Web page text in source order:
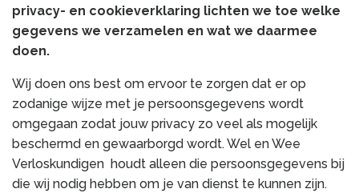
privacy- en cookieverklaring lichten we toe welke
gegevens we verzamelen en wat we daarmee
doen.
Wij doen ons best om ervoor te zorgen dat er op
zodanige wijze met je persoonsgegevens wordt
omgegaan zodat jouw privacy zo veel als mogelijk
beschermd en gewaarborgd wordt. Wel en Wee
Verloskundigen houdt alleen die persoonsgegevens bij
die wij nodig hebben om je van dienst te kunnen zijn.